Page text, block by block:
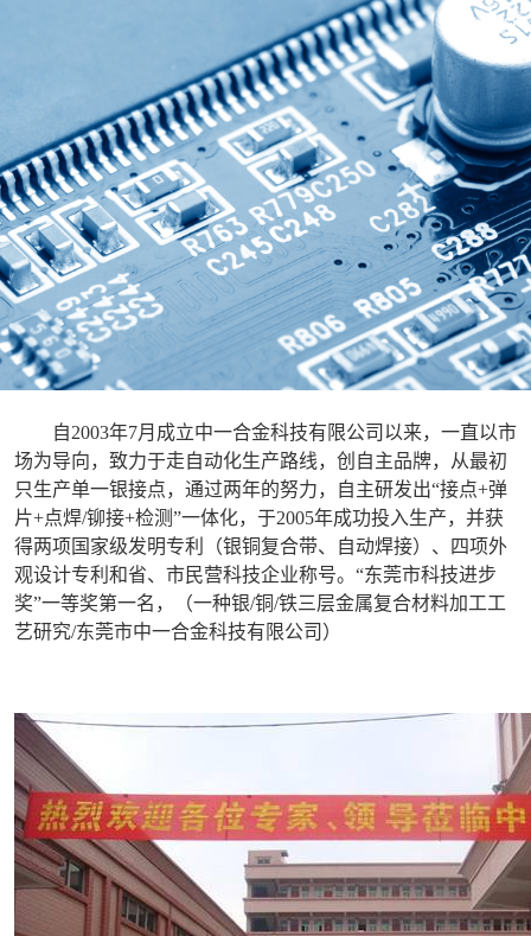
自2003年7月成立中一合金科技有限公司以来，一直以市
场为导向，致力于走自动化生产路线，创自主品牌，从最初
只生产单一银接点，通过两年的努力，自主研发出“接点+弹
片+点焊/铆接+检测”一体化，于2005年成功投入生产，并获
得两项国家级发明专利（银铜复合带、自动焊接）、四项外
观设计专利和省、市民营科技企业称号。“东莞市科技进步
奖”一等奖第一名，（一种银/铜/铁三层金属复合材料加工工
艺研究/东莞市中一合金科技有限公司）